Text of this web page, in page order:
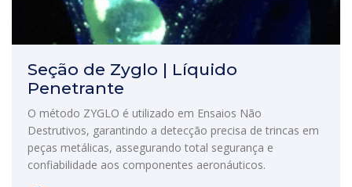
Seção de Zyglo | Líquido
Penetrante
O método ZYGLO é utilizado em Ensaios Não
Destrutivos, garantindo a detecção precisa de trincas em
peças metálicas, assegurando total segurança e
confiabilidade aos componentes aeronáuticos.